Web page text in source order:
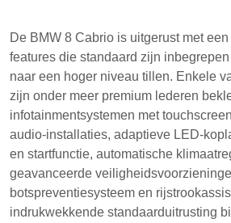
De BMW 8 Cabrio is uitgerust met
features die standaard zijn
naar een hoger niveau tillen. Enkele
zijn onder meer premium lederen
infotainmentsystemen met
audio-installaties, adaptieve LED-
en startfunctie, automatische
geavanceerde
botspreventiesysteem en
indrukwekkende standaarduitrusting